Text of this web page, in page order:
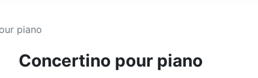
piano
Concertino pour piano